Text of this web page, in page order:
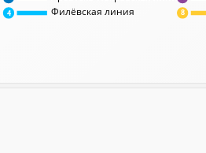
Филёвская линия
8
4